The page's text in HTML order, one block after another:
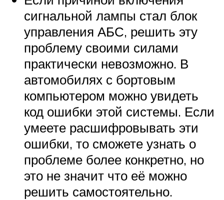
сигнальной лампы стал блок
управления АБС, решить эту
проблему своими силами
практически невозможно. В
автомобилях с бортовым
компьютером можно увидеть
код ошибки этой системы. Если
умеете расшифровывать эти
ошибки, то сможете узнать о
проблеме более конкретно, но
это не значит что её можно
решить самостоятельно.